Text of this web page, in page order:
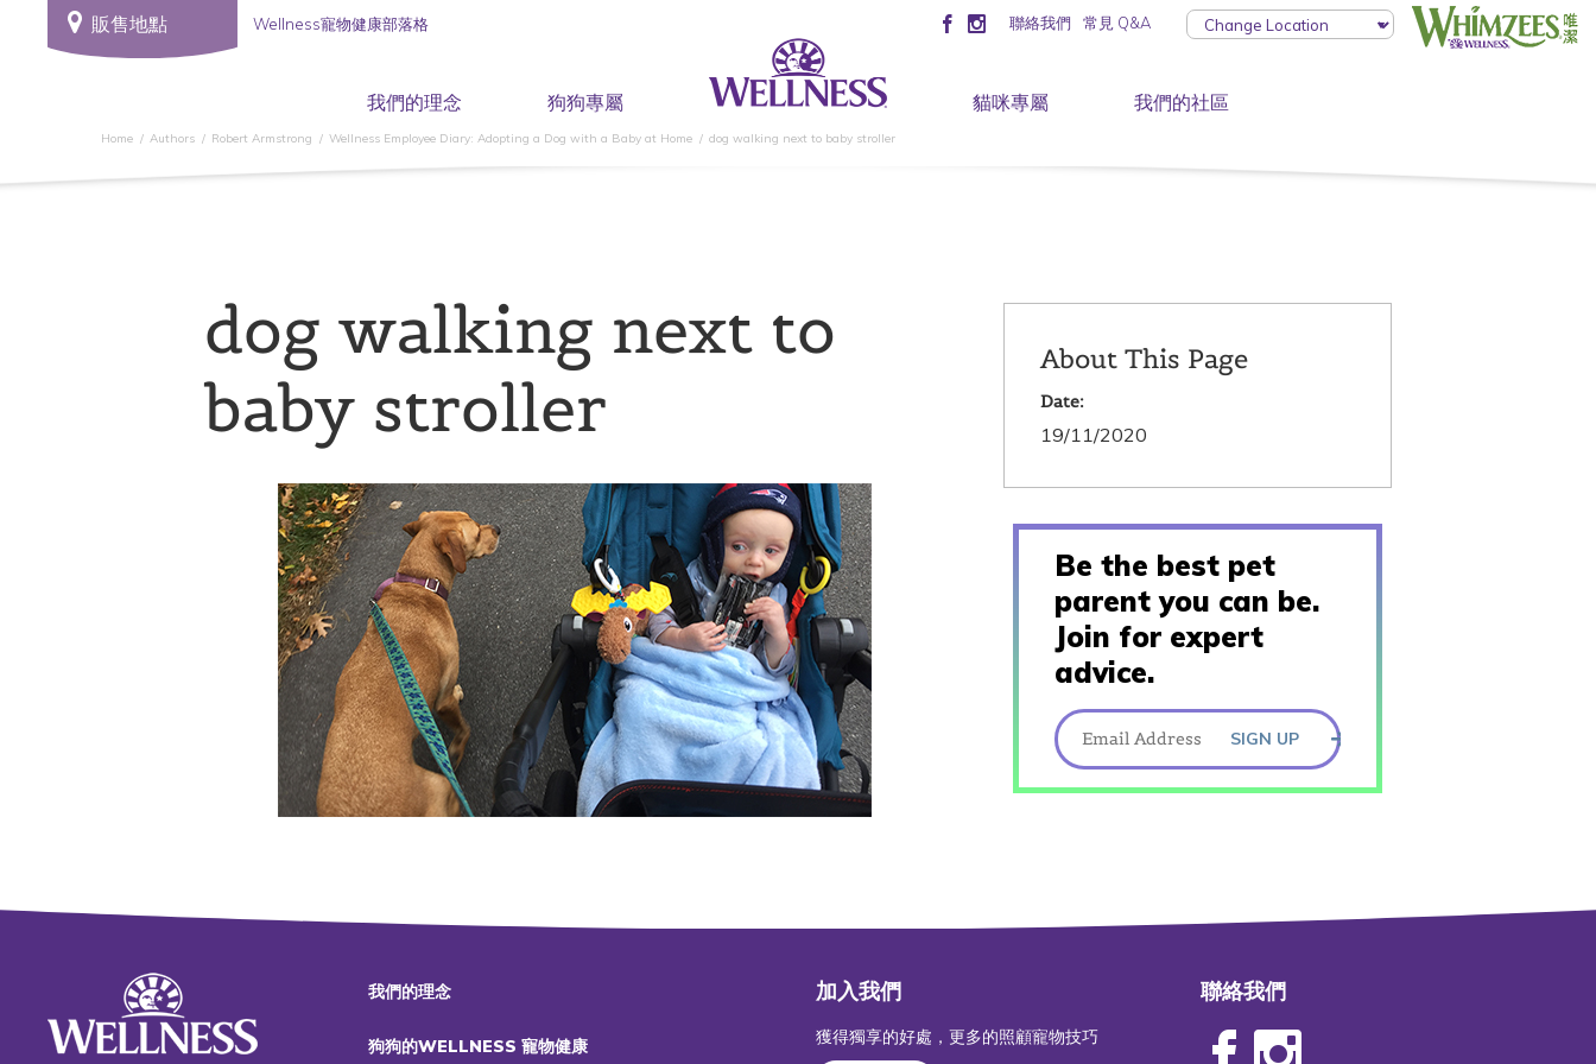
販售地點 Wellness寵物健康部落格 聯絡我們 常見 Q&A
我們的理念 狗狗專屬 貓咪專屬 我們的社區
Home Authors Robert Armstrong Wellness Employee Diary: Adopting a Dog with a Baby at Home dog walking next to baby stroller
dog walking next to
baby stroller
About This Page
Date:
19/11/2020
Be the best pet
parent you can be.
Join for expert
advice.
SIGN UP
我們的理念
狗狗的WELLNESS 寵物健康
加入我們
獲得獨享的好處，更多的照顧寵物技巧
聯絡我們